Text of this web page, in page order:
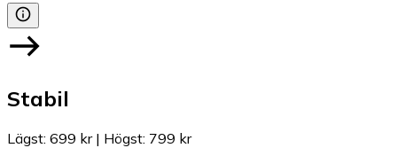
Stabil
Lägst: 699 kr| Högst: 799 kr